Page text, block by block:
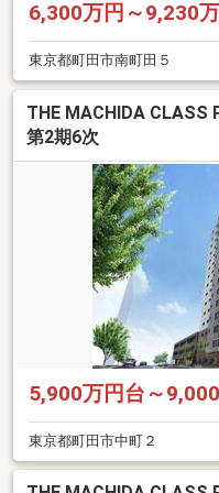
6,300万円～9,230
東京都町田市南町田５
THE MACHIDA CLASS
第2期6次
5,900万円台～
東京都町田市中町２